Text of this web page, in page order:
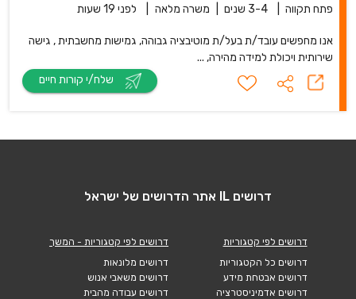
פתח תקווה 3-4 שנים משרה מלאה לפני 19 שעות
אנו מחפשים עובד/ת בעל/ת מוטיבציה גבוהה, גמישות מחשבתית , גישה
שירותית ויכולת למידה מהירה, ...
דרושים IL אתר הדרושים של ישראל
דרושים לפי קטגוריות
דרושים כל הקטגוריות
דרושים אבטחת מידע
דרושים אדמיניסטרציה
דרושים לפי קטגוריות - המשך
דרושים מלונאות
דרושים משאבי אנוש
דרושים עבודה מהבית